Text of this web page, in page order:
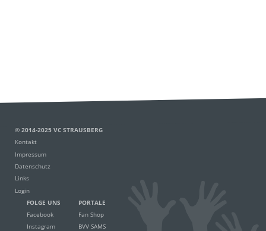
© 2014-2025 VC STRAUSBERG
Kontakt
Impressum
Datenschutz
Links
Login
FOLGE UNS
Facebook
Instagram
PORTALE
Fan Shop
BVV SAMS